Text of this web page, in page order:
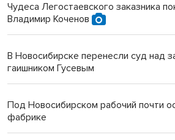
Чудеса Легостаевского заказника
Владимир Коченов
В Новосибирске перенесли суд над
гаишником Гусевым
Под Новосибирском рабочий почти
фабрике